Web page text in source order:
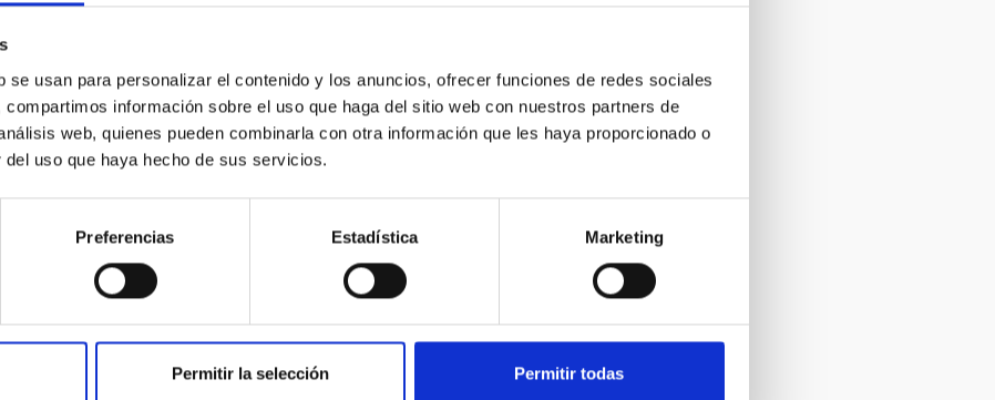
se usan para personalizar el contenido y los anuncios, ofrecer funciones de redes sociales
información sobre el uso que haga del sitio web con nuestros partners de
web, quienes pueden combinarla con otra información que les haya proporcionado o
uso que haya hecho de sus servicios.
Preferencias Estadística Marketing
Permitir la selección Permitir todas
otra longitud de onda. Los dos tipos de telescopios son
, ¿qué lo hace especial respecto a los sistemas de
de reacción, pero también hay otros sistemas de guía
Webb es importante porque opera en el rango infrarrojo.
rango espectral que los de los instrumentos
se verán igual que las que están viendo los otros
Se podrá apuntar a una estrella con una precisión
por segundo. Y eso son unas características que
es lo que necesitan los instrumentos de ciencia.
para alcanzar puestos de responsabilidad,
alguna de estas dos?